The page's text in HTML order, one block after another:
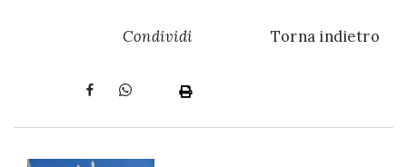
Condividi Torna indietro